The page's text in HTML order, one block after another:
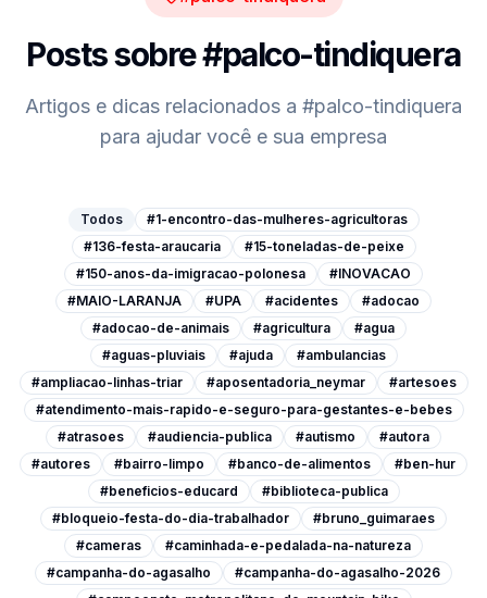
Posts sobre#palco-tindiquera
Artigos e dicas relacionados a #palco-tindiquera
para ajudar você e sua empresa
Todos
#1-encontro-das-mulheres-agricultoras
#136-festa-araucaria
#15-toneladas-de-peixe
#150-anos-da-imigracao-polonesa
#INOVACAO
#MAIO-LARANJA
#UPA #acidentes
#adocao
#adocao-de-animais
#agricultura
#agua
#aguas-pluviais
#ajuda
#ambulancias
#ampliacao-linhas-triar
#aposentadoria_neymar
#artesoes
#atendimento-mais-rapido-e-seguro-para-gestantes-e-bebes
#atrasoes
#audiencia-publica #autismo
#autora
#autores
#bairro-limpo #banco-de-alimentos
#ben-hur
#beneficios-educard
#biblioteca-publica
#bloqueio-festa-do-dia-trabalhador
#bruno_guimaraes
#cameras
#caminhada-e-pedalada-na-natureza
#campanha-do-agasalho
#campanha-do-agasalho-2026